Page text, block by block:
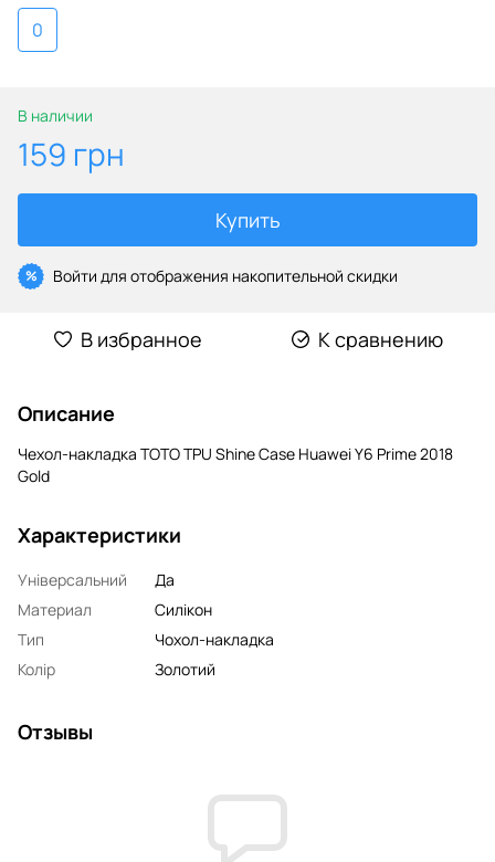
0
В наличии
159 грн
Купить
% Войти для отображения накопительной скидки
В избранное К сравнению
Описание
Чехол-накладка TOTO TPU Shine Case Huawei Y6 Prime 2018
Gold
Характеристики
Універсальний
Да
Материал
Силікон
Тип
Чохол-накладка
Колір
Золотий
Отзывы